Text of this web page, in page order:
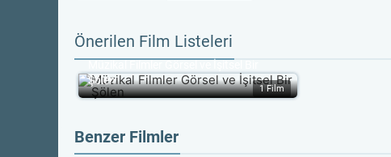
Önerilen Film Listeleri
Müzikal Filmler Görsel ve İşitsel Bir
Şölen
1 Film
Benzer Filmler